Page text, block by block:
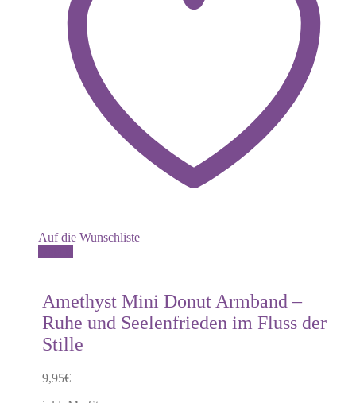
Auf die Wunschliste
mehrere
Varianten
auf.
Die
Optionen
Amethyst Mini Donut Armband –
Ruhe und Seelenfrieden im Fluss der
Stille
9,95€